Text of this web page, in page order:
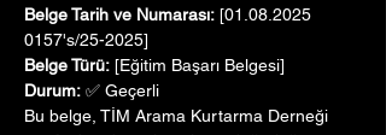
Belge Tarih ve Numarası: [01.08.2025
0157's/25-2025]
Belge Türü: [Eğitim Başarı Belgesi]
Durum: ✅ Geçerli
Bu belge, TİM Arama Kurtarma Derneği